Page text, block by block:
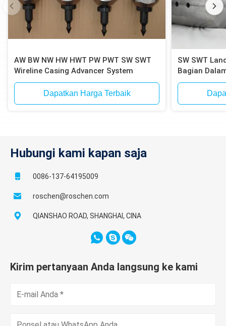
AW BW NW HW HWT PW PWT SW SWT
Wireline Casing Advancer System
Dapatkan Harga Terbaik
SW SWT
Bagian
Hubungi kami kapan saja
0086-137-64195009
roschen@roschen.com
QIANSHAO ROAD, SHANGHAI, CINA
Kirim pertanyaan Anda langsung ke kami